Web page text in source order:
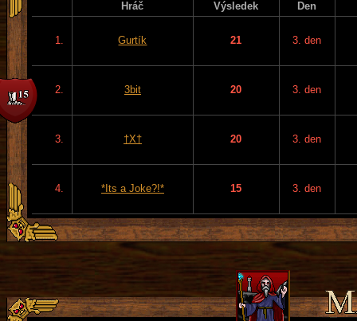
Hráč Výsledek Den
1. Gurtík 21 3. den
2. 3bit 20 3. den
3. †X† 20 3. den
4. *Its a Joke?!* 15 3. den